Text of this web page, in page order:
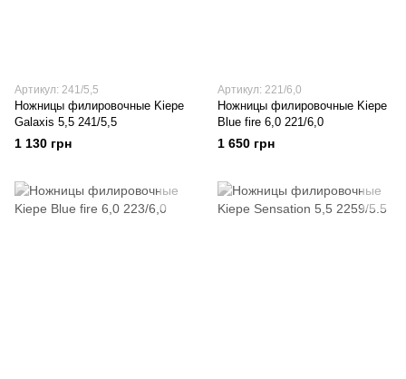
Артикул: 241/5,5
Ножницы филировочные Kiepe
Galaxis 5,5 241/5,5
1 130 грн
Артикул: 221/6,0
Ножницы филировочные Kiepe
Blue fire 6,0 221/6,0
1 650 грн